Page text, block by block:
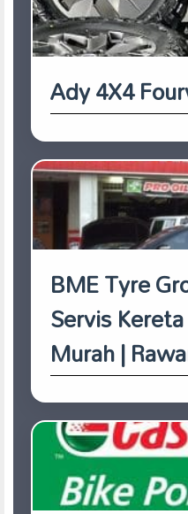
Ady 4X4
BME Tyre
Servis
Murah |